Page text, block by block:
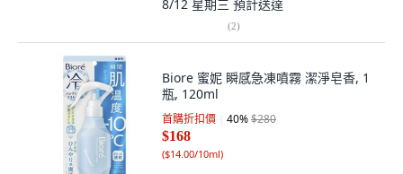
8/12 星期三 預計送達
(2)
Biore 蜜妮 瞬感急凍噴霧 潔淨皂香, 1
瓶, 120ml
首購折扣價 40%$280
$168
($14.00/10ml)